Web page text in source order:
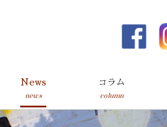
News
news
コラム
column